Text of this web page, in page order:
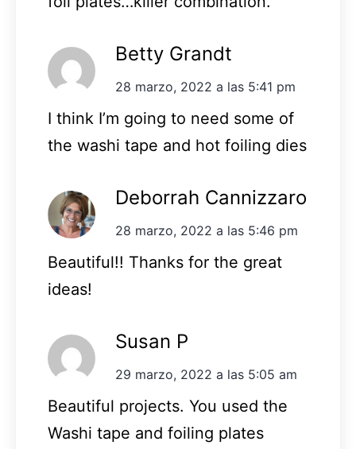
Betty Grandt
28 marzo, 2022 a las 5:41 pm
I think I’m going to need some of
the washi tape and hot foiling dies
Deborrah Cannizzaro
28 marzo, 2022 a las 5:46 pm
Beautiful!! Thanks for the great
ideas!
Susan P
29 marzo, 2022 a las 5:05 am
Beautiful projects. You used the
Washi tape and foiling plates